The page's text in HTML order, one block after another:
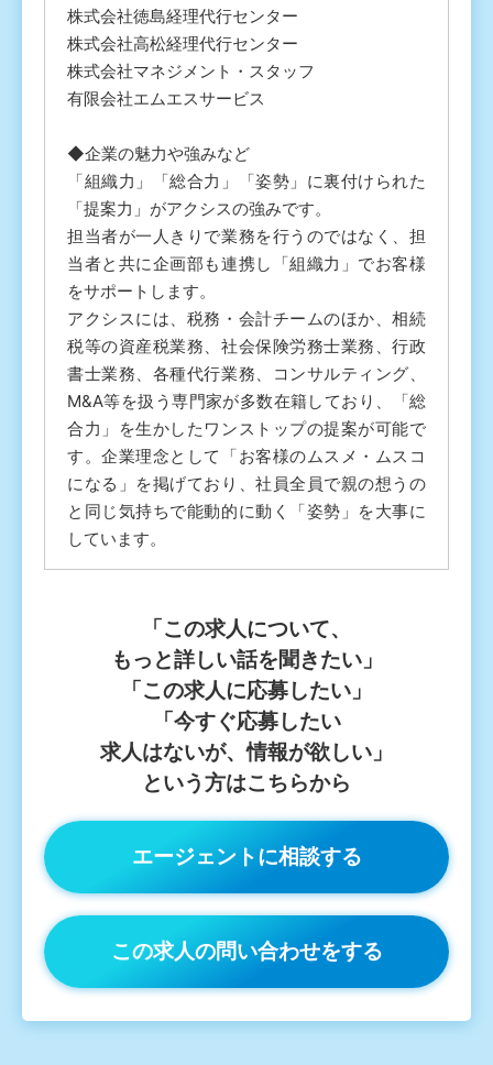
株式会社徳島経理代行センター
株式会社高松経理代行センター
株式会社マネジメント・スタッフ
有限会社エムエスサービス
◆企業の魅力や強みなど
「組織力」「総合力」「姿勢」に裏付けられた
「提案力」がアクシスの強みです。
担当者が一人きりで業務を行うのではなく、担
当者と共に企画部も連携し「組織力」でお客様
をサポートします。
アクシスには、税務・会計チームのほか、相続
税等の資産税業務、社会保険労務士業務、行政
書士業務、各種代行業務、コンサルティング、
M&A等を扱う専門家が多数在籍しており、「総
合力」を生かしたワンストップの提案が可能で
す。企業理念として「お客様のムスメ・ムスコ
になる」を掲げており、社員全員で親の想うの
と同じ気持ちで能動的に動く「姿勢」を大事に
しています。
「この求⼈について、
もっと詳しい話を聞きたい」
「この求⼈に応募したい」
「今すぐ応募したい
求⼈はないが、情報が欲しい」
という⽅はこちらから
エージェントに相談する
この求人の問い合わせをする